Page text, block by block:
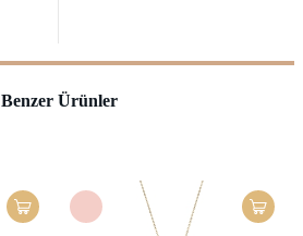
Benzer Ürünler